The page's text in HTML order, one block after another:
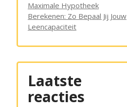
Maximale Hypotheek
Berekenen: Zo Bepaal Jij Jouw
Leencapaciteit
Laatste
reacties